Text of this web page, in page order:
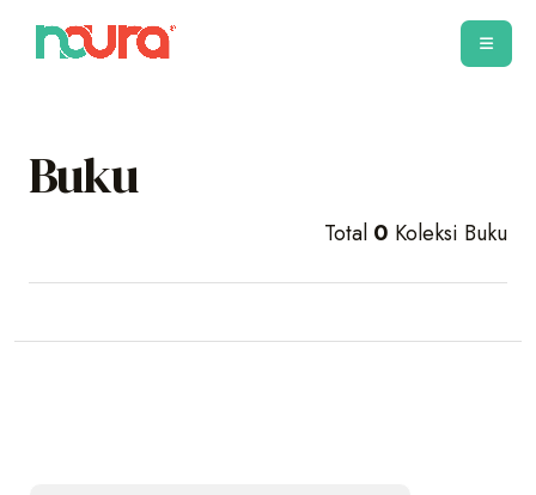
Buku
Total 0 Koleksi Buku